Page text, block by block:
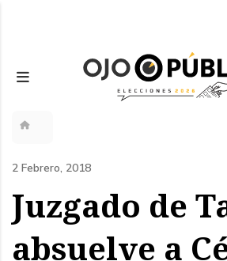
contenido
Sobrescribir
enlaces
de
ayuda
2 Febrero, 2018
Juzgado de
absuelve a